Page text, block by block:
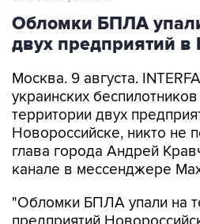
Обломки БПЛА
двух предприятий в
Москва. 9 августа.
украинских
территории двух
Новороссийске, никто не
глава города Андрей
канале в мессенджере
"Обломки БПЛА упали на